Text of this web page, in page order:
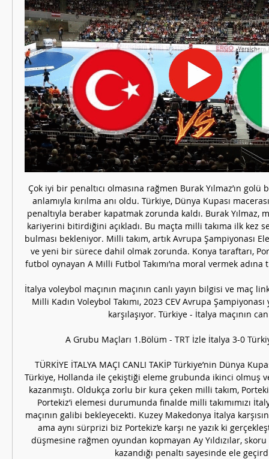
Çok iyi bir penaltıcı olmasına rağmen Burak Yılmaz’ın golü
anlamıyla kırılma anı oldu. Türkiye, Dünya Kupası
penaltıyla beraber kapatmak zorunda kaldı. Burak Yılmaz,
kariyerini bitirdiğini açıkladı. Bu maçta milli takıma ilk kez
bulması bekleniyor. Milli takım, artık Avrupa Şampiyonası
ve yeni bir sürece dahil olmak zorunda. Konya taraftarı,
futbol oynayan A Milli Futbol Takımı’na moral vermek
İtalya voleybol maçının maçının canlı yayın bilgisi ve maç
Milli Kadın Voleybol Takımı, 2023 CEV Avrupa
karşılaşıyor. Türkiye - İtalya maçının
A Grubu Maçları 1.Bölüm - TRT İzle İtalya 3-0
TÜRKİYE İTALYA MAÇI CANLI TAKİP Türkiye’nin Dünya
Türkiye, Hollanda ile çekiştiği eleme grubunda ikinci olmuş
kazanmıştı. Oldukça zorlu bir kura çeken milli takım,
Portekiz’i elemesi durumunda finalde milli takımımızı
maçının galibi bekleyecekti. Kuzey Makedonya İtalya
ama aynı sürprizi biz Portekiz’e karşı ne yazık ki
düşmesine rağmen oyundan kopmayan Ay Yıldızılar, skoru
kazandığı penaltı sayesinde ele